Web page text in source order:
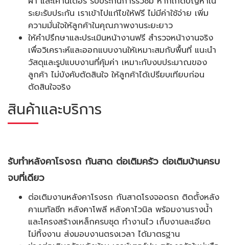
ระยะรับประกัน เราเข้าไปแก้ไขให้ฟรี ไม่มีค่าใช้จ่าย เพิ่ม
ความมั่นใจให้ลูกค้าในคุณภาพงานระยะยาว
ให้คำปรึกษาและประเมินหน้างานฟรี สำรวจหน้างานจริง
เพื่อวิเคราะห์และออกแบบงานให้เหมาะสมกับพื้นที่ แนะนำ
วัสดุและรูปแบบงานที่คุ้มค่า เหมาะกับงบประมาณของ
ลูกค้า ไม่บังคับตัดสินใจ ให้ลูกค้าได้เปรียบเทียบก่อน
ตัดสินใจจริง
สินค้าและบริการ
รับทำหลังคาโรงรถ กันสาด ต่อเติมครัว ต่อเติมบ้านครบ
จบที่เดียว
ต่อเติมงานหลังคาโรงรถ กันสาดโรงจอดรถ ติดตั้งหลัง
คาเมทัลชีท หลังคาโพลี หลังคาไวนิล พร้อมงานรางน้ำ
และโครงสร้างเหล็กครบชุด ทำงานไว เก็บงานละเอียด
ไม่ทิ้งงาน ส่งมอบงานตรงเวลา ได้มาตรฐาน